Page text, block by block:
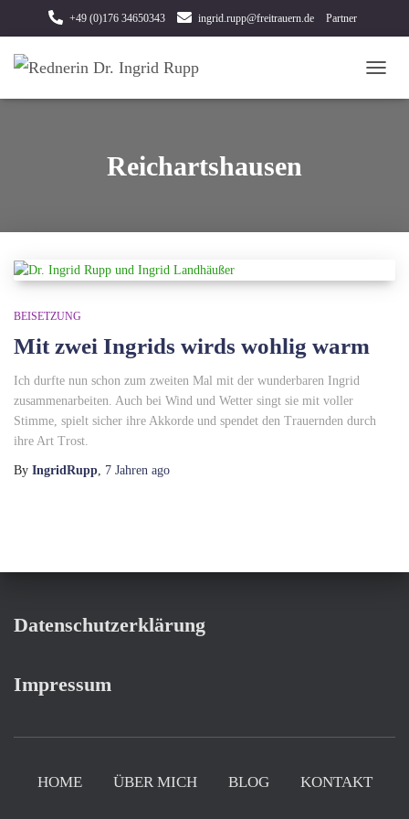
+49 (0)176 34650343 ingrid.rupp@freitrauern.de Partner
Reichartshausen
BEISETZUNG
Mit zwei Ingrids wirds wohlig warm
Ich durfte nun schon zum zweiten Mal mit der wunderbaren Ingrid
zusammenarbeiten. Auch bei Wind und Wetter singt sie mit voller
Stimme, spielt sicher ihre Akkorde und spendet den Trauernden durch
ihre Art Trost.
By IngridRupp 7 Jahren ago
Datenschutzerklärung
Impressum
HOME ÜBER MICH BLOG KONTAKT